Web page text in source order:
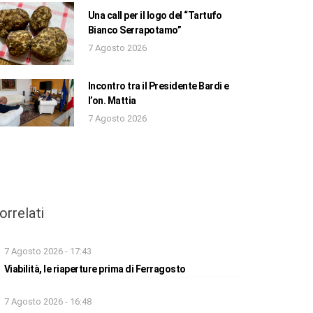
Una call per il logo del “Tartufo
Bianco Serrapotamo”
7 Agosto 2026
Incontro tra il Presidente Bardi e
l’on. Mattia
7 Agosto 2026
7 Agosto 2026 - 17:43
Viabilità, le riaperture prima di Ferragosto
7 Agosto 2026 - 16:48